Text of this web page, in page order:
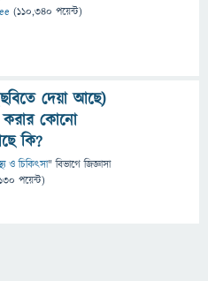
(110,340 পয়েন্ট)
দেয়া আছে)
করার কোনো
কি?
ও চিকিৎসা" বিভাগে জিজ্ঞাসা
পয়েন্ট)